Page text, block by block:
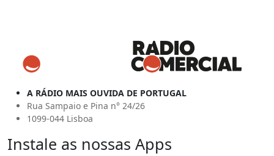
A RÁDIO MAIS OUVIDA DE PORTUGAL
Rua Sampaio e Pina n° 24/26
1099-044 Lisboa
Instale as nossas Apps